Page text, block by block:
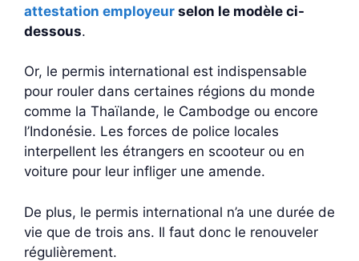
attestation employeur selon le modèle ci-
dessous.
Or, le permis international est indispensable
pour rouler dans certaines régions du monde
comme la Thaïlande, le Cambodge ou encore
l’Indonésie. Les forces de police locales
interpellent les étrangers en scooteur ou en
voiture pour leur infliger une amende.
De plus, le permis international n’a une durée de
vie que de trois ans. Il faut donc le renouveler
régulièrement.